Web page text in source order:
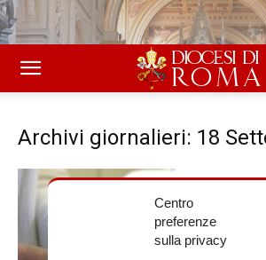
Centro
preferenze
sulla privacy
Archivi giornalieri: 18